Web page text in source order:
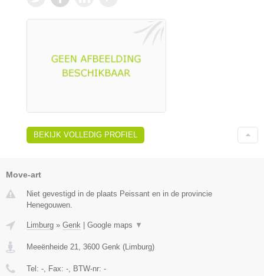
BEKIJK VOLLEDIG PROFIEL
Move-art
Niet gevestigd in de plaats Peissant en in de provincie
Henegouwen.
Limburg » Genk | Google maps ▼
Meeënheide 21 3600 Genk (Limburg)
Tel: - , Fax: - , BTW-nr: -